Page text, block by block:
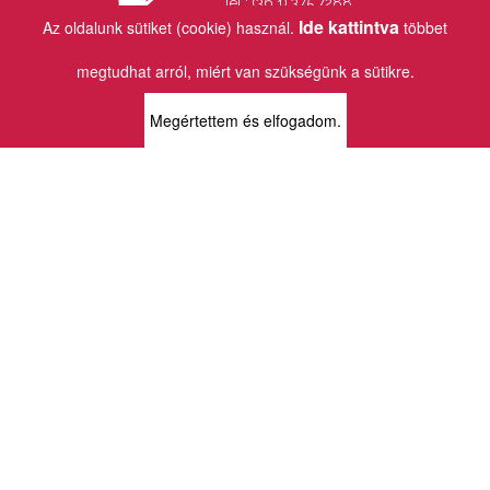
Az oldalunk sütiket (cookie) használ. Ide kattintva többet
megtudhat arról, miért van szükségünk a sütikre.
Megértettem és elfogadom.
Fax.: (36 1) 202 7145
Email: